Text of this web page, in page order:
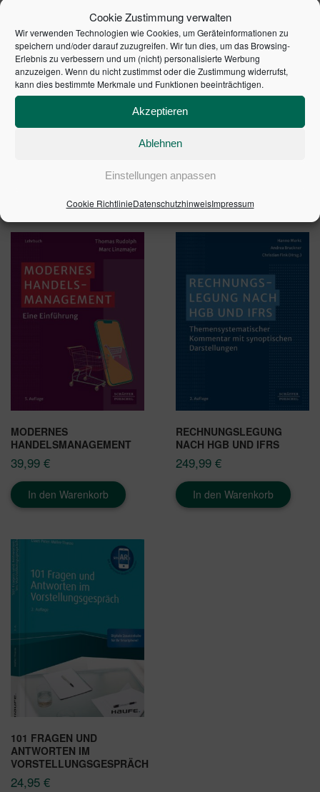
Cookie Zustimmung verwalten
Wir verwenden Technologien wie Cookies, um Geräteinformationen zu
speichern und/oder darauf zuzugreifen. Wir tun dies, um das Browsing-
Erlebnis zu verbessern und um (nicht) personalisierte Werbung
anzuzeigen. Wenn du nicht zustimmst oder die Zustimmung widerrufst,
kann dies bestimmte Merkmale und Funktionen beeinträchtigen.
Akzeptieren
Ablehnen
Einstellungen anpassen
Cookie RichtlinieDatenschutzhinweisImpressum
Leitenden von Innovationslabors in
deutschsprachigen Unternehmen
ausführlich diskutiert.Von dieser innovativen
Lösungsvielfalt wird jedes Unternehmen profitieren.
1. Auflage 2017 | Artikelnummer: 10162-0001 | ISBN:
ÄHNLICHE PRODUKTE
MODERNES
HANDELSMANAGEMENT
39,99 €
In den Warenkorb
RECHNUNGSLEGUNG
NACH HGB UND IFRS
249,99 €
In den Warenkorb
101 FRAGEN UND
ANTWORTEN IM
VORSTELLUNGSGESPRÄCH
24,95 €